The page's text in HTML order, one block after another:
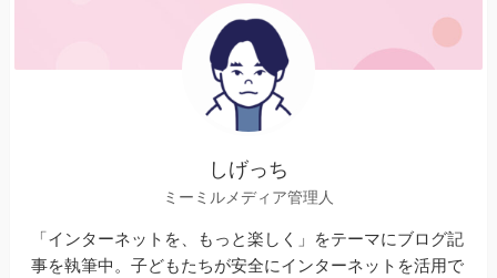
しげっち
ミーミルメディア管理人
「インターネットを、もっと楽しく」をテーマにブログ記
事を執筆中。子どもたちが安全にインターネットを活用で